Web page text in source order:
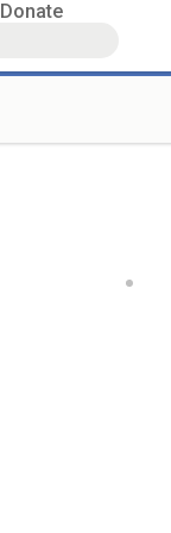
Donate